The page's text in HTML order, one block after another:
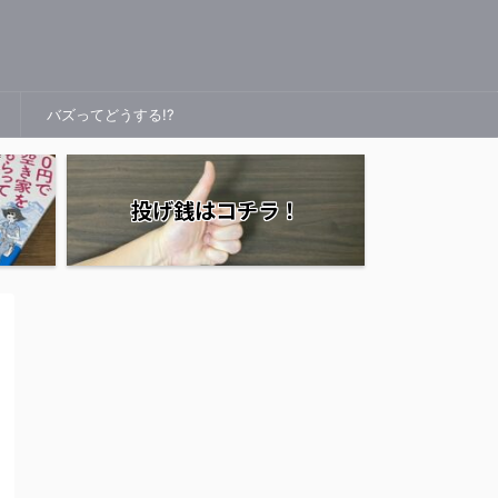
バズってどうする!?
投げ銭はコチラ！